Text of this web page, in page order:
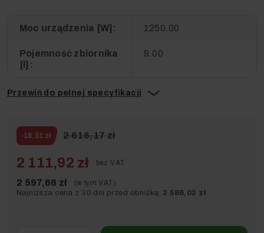
Moc urządzenia [W]: 1250.00
Pojemność zbiornika
[l]:
9.00
Przewiń do pełnej specyfikacji
-18,51 zł 2 616,17 zł
2 111,92 zł bez VAT
2 597,66 zł
(w tym VAT)
Najniższa cena z 30 dni przed obniżką: 2 586,02 zł